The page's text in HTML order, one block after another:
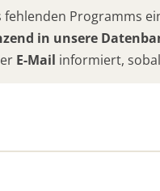
fehlenden Programms
in unsere
E-Mail informiert,